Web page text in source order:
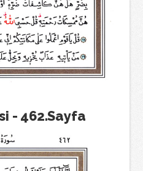
- 462.Sayfa